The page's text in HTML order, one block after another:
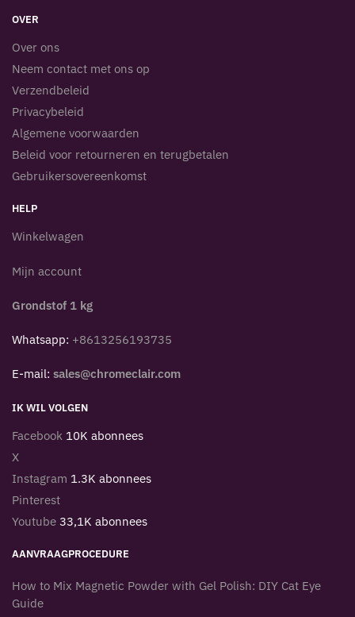
OVER
Over ons
Neem contact met ons op
Verzendbeleid
Privacybeleid
Algemene voorwaarden
Beleid voor retourneren en terugbetalen
Gebruikersovereenkomst
HELP
Winkelwagen
Mijn account
Grondstof 1 kg
Whatsapp: +8613256193735
E-mail: sales@chromeclair.com
IK WIL VOLGEN
Facebook 10K abonnees
X
Instagram 1.3K abonnees
Pinterest
Youtube 33,1K abonnees
AANVRAAGPROCEDURE
How to Mix Magnetic Powder with Gel Polish: DIY Cat Eye
Guide